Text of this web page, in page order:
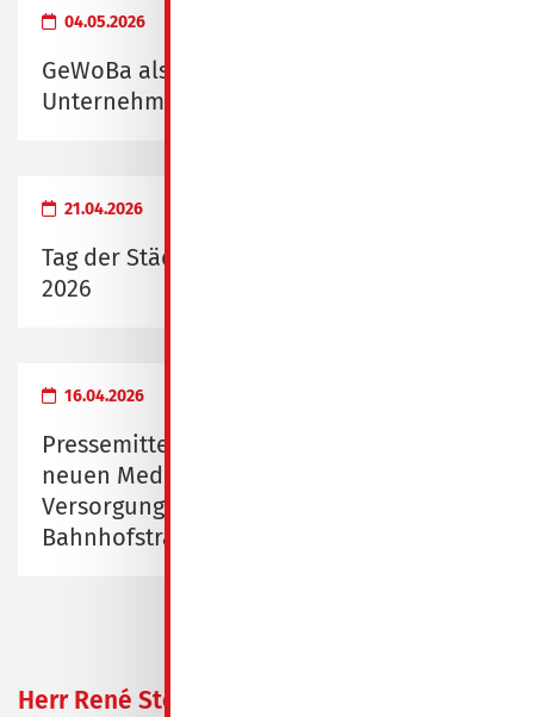
04.05.2026
GeWoBa als "Familienfreundliches
Unternehmen" ausgezeichnet
21.04.2026
Tag der Städtebauförderung am 9. Mai
2026
16.04.2026
Pressemitteilung zur Eröffnung des
neuen Medizinischen
Versorgungszentrums Spremberg,
Bahnhofstraße 1/2
Herr René Stoy zum